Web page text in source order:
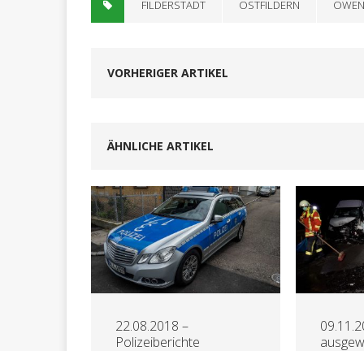
FILDERSTADT OSTFILDERN OWEN
VORHERIGER ARTIKEL
ÄHNLICHE ARTIKEL
22.08.2018 –
Polizeiberichte